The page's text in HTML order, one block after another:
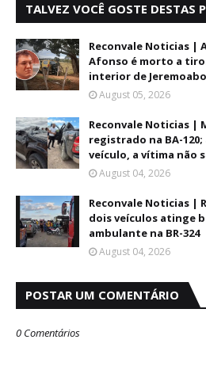
TALVEZ VOCÊ GOSTE DESTAS
Reconvale Noticias |
Afonso é morto a
interior de Jeremoabo
August 05, 2026
Reconvale Noticias |
registrado na BA-
veículo, a vítima não
August 04, 2026
Reconvale Noticias |
dois veículos atinge
ambulante na BR-324
August 04, 2026
POSTAR UM COMENTÁRIO
0 Comentários